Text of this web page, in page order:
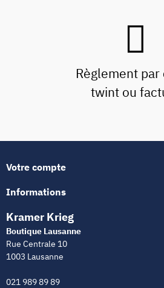
Règlement par
twint ou
Votre compte
Informations
Kramer Krieg
Boutique Lausanne
Rue Centrale 10
1003 Lausanne
021 989 89 89